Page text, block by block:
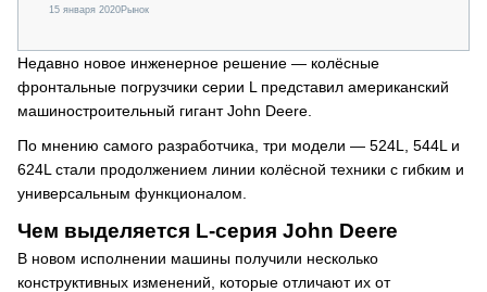
15 января 2020Рынок
Недавно новое инженерное решение — колёсные
фронтальные погрузчики серии L представил американский
машиностроительный гигант John Deere.
По мнению самого разработчика, три модели — 524L, 544L и
624L стали продолжением линии колёсной техники с гибким и
универсальным функционалом.
Чем выделяется L-серия John Deere
В новом исполнении машины получили несколько
конструктивных изменений, которые отличают их от